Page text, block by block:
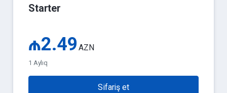
Starter
₼2.49 AZN
1 Aylıq
Sifariş et